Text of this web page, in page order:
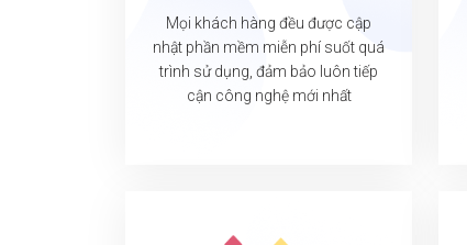
Mọi khách hàng đều được cập
nhật phần mềm miễn phí suốt quá
trình sử dụng, đảm bảo luôn tiếp
cận công nghệ mới nhất